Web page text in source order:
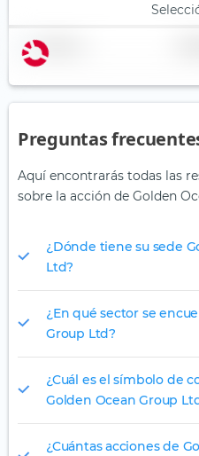
Nombre
Preguntas
Aquí encontrarás todas las
sobre la acción de Golden
¿Dónde tiene su sede
Ltd?
¿En qué sector se
Group Ltd?
¿Cuál es el símbolo de
Golden Ocean Group
¿Cuántas acciones de